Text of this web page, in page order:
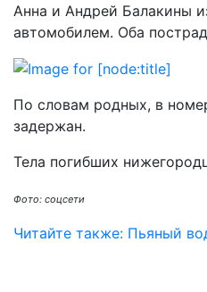
Анна и Андрей Балакины
автомобилем. Оба
По словам родных, в
задержан.
Тела погибших
Фото: соцсети
Читайте также: Пьяный